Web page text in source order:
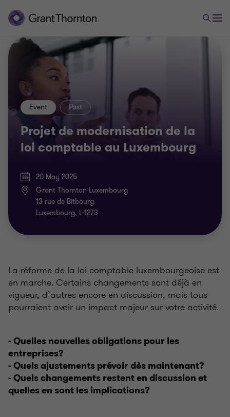
Projet de modernisation de la
loi comptable au Luxembourg
Event Past
20 May 2025
Grant Thornton Luxembourg
13 rue de Bitbourg
Luxembourg, L-1273
La réforme de la loi comptable luxembourgeoise est
en marche. Certains changements sont déjà en
vigueur, d’autres encore en discussion, mais tous
pourraient avoir un impact majeur sur votre activité.
- Quelles nouvelles obligations pour les
entreprises?
- Quels ajustements prévoir dès maintenant?
- Quels changements restent en discussion et
quelles en sont les implications?